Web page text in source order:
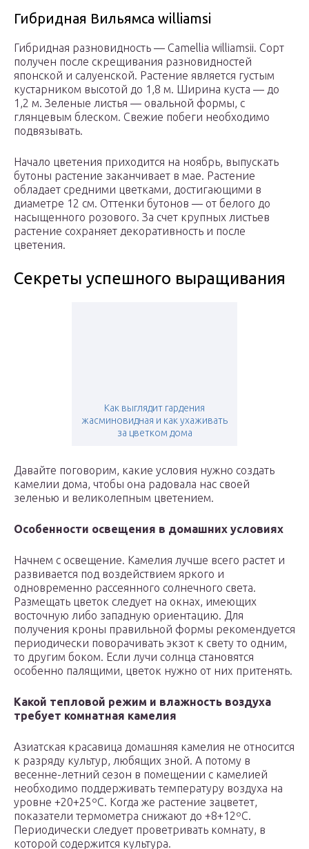
Гибридная Вильямса williamsi
Гибридная разновидность — Camellia williamsii. Сорт
получен после скрещивания разновидностей
японской и салуенской. Растение является густым
кустарником высотой до 1,8 м. Ширина куста — до
1,2 м. Зеленые листья — овальной формы, с
глянцевым блеском. Свежие побеги необходимо
подвязывать.
Начало цветения приходится на ноябрь, выпускать
бутоны растение заканчивает в мае. Растение
обладает средними цветками, достигающими в
диаметре 12 см. Оттенки бутонов — от белого до
насыщенного розового. За счет крупных листьев
растение сохраняет декоративность и после
цветения.
Секреты успешного выращивания
Как выглядит гардения
жасминовидная и как ухаживать
за цветком дома
Давайте поговорим, какие условия нужно создать
камелии дома, чтобы она радовала нас своей
зеленью и великолепным цветением.
Особенности освещения в домашних условиях
Начнем с освещение. Камелия лучше всего растет и
развивается под воздействием яркого и
одновременно рассеянного солнечного света.
Размещать цветок следует на окнах, имеющих
восточную либо западную ориентацию. Для
получения кроны правильной формы рекомендуется
периодически поворачивать экзот к свету то одним,
то другим боком. Если лучи солнца становятся
особенно палящими, цветок нужно от них притенять.
Какой тепловой режим и влажность воздуха
требует комнатная камелия
Азиатская красавица домашняя камелия не относится
к разряду культур, любящих зной. А потому в
весенне-летний сезон в помещении с камелией
необходимо поддерживать температуру воздуха на
уровне +20+25ºС. Когда же растение зацветет,
показатели термометра снижают до +8+12ºС.
Периодически следует проветривать комнату, в
которой содержится культура.